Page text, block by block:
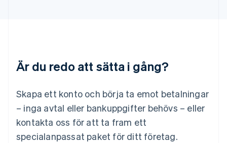
Är du redo att sätta i gång?
Skapa ett konto och börja ta emot betalningar
– inga avtal eller bankuppgifter behövs – eller
kontakta oss för att ta fram ett
specialanpassat paket för ditt företag.
Malaysia
English
Mexiko
Nederländerna
NederlandsEnglish